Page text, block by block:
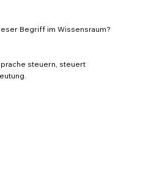
Begriff im Wissensraum?
steuern, steuert